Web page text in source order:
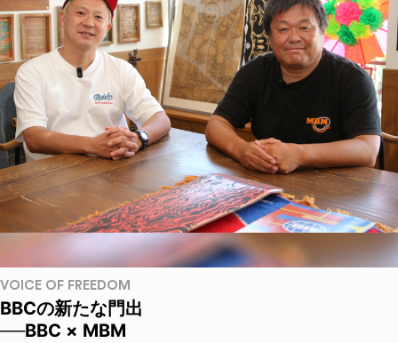
VOICE OF FREEDOM
BBCの新たな門出
──BBC × MBM